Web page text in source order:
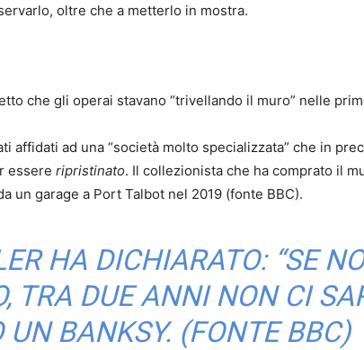
oltre che a metterlo in mostra.
che gli operai stavano “trivellando il muro” nelle
ad una “società molto specializzata” che in
essere ripristinato. Il collezionista che ha comprato il
un garage a Port Talbot nel 2019 (fonte BBC).
HA DICHIARATO: “SE
TRA DUE ANNI NON CI
UN BANKSY. (FONTE BBC)